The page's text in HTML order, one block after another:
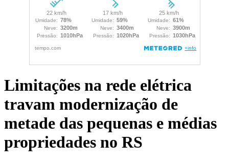
Limitações na rede elétrica
travam modernização de
metade das pequenas e médias
propriedades no RS